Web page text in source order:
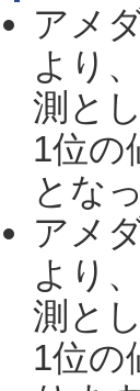
アメ
より
測と
1位の
とな
アメ
より
測と
1位の